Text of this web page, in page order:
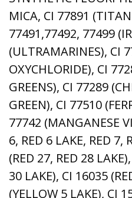
MICA, CI 77891
77491,77492, 77499
(ULTRAMARINES), CI
OXYCHLORIDE), CI
GREENS), CI 77289
GREEN), CI 77510
77742 (MANGANESE
6, RED 6 LAKE, RED 7,
(RED 27, RED 28
30 LAKE), CI 16035
(YELLOW 5 LAKE), CI